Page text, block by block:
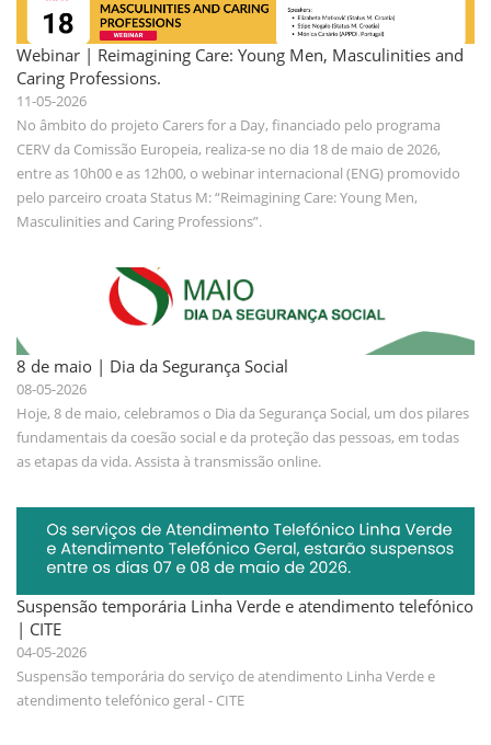
Webinar | Reimagining Care: Young Men, Masculinities and
Caring Professions.
11-05-2026
No âmbito do projeto Carers for a Day, financiado pelo programa
CERV da Comissão Europeia, realiza-se no dia 18 de maio de 2026,
entre as 10h00 e as 12h00, o webinar internacional (ENG) promovido
pelo parceiro croata Status M: “Reimagining Care: Young Men,
Masculinities and Caring Professions”.
8 de maio | Dia da Segurança Social
08-05-2026
Hoje, 8 de maio, celebramos o Dia da Segurança Social, um dos pilares
fundamentais da coesão social e da proteção das pessoas, em todas
as etapas da vida. Assista à transmissão online.
Suspensão temporária Linha Verde e atendimento telefónico
| CITE
04-05-2026
Suspensão temporária do serviço de atendimento Linha Verde e
atendimento telefónico geral - CITE